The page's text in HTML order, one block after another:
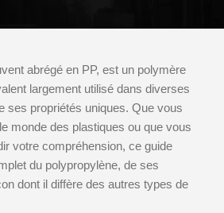
abrégé en PP, est un polymère
largement utilisé dans diverses
ses propriétés uniques. Que vous
monde des plastiques ou que vous
votre compréhension, ce guide
du polypropylène, de ses
dont il diffère des autres types de